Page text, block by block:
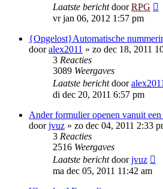
Laatste berichtdoorRPG
vr jan 06, 2012 1:57 pm
{Opgelost}Automatische
dooralex2011 » zo dec 18, 2011
3 Reacties
3089 Weergaves
Laatste berichtdooralex2011
di dec 20, 2011 6:57 pm
Ander formulier openen vanuit
doorjvuz » zo dec 04, 2011 2:33
3 Reacties
2516 Weergaves
Laatste berichtdoorjvuz
ma dec 05, 2011 11:42 am